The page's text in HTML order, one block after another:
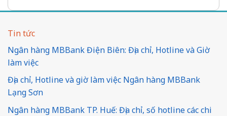
Tin tức
Ngân hàng MBBank Điện Biên: Địa chỉ, Hotline và Giờ
làm việc
Địa chỉ, Hotline và giờ làm việc Ngân hàng MBBank
Lạng Sơn
Ngân hàng MBBank TP. Huế: Địa chỉ, số hotline các chi